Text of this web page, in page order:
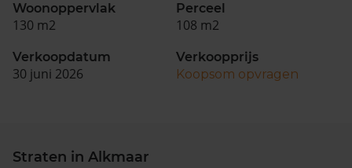
Woonoppervlak
130 m2
Perceel
108 m2
Verkoopdatum
30 juni 2026
Verkoopprijs
Koopsom opvragen
Straten in Alkmaar